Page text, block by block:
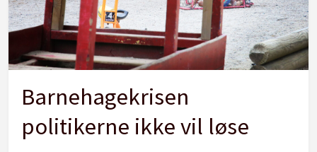
Barnehagekrisen
politikerne ikke vil løse